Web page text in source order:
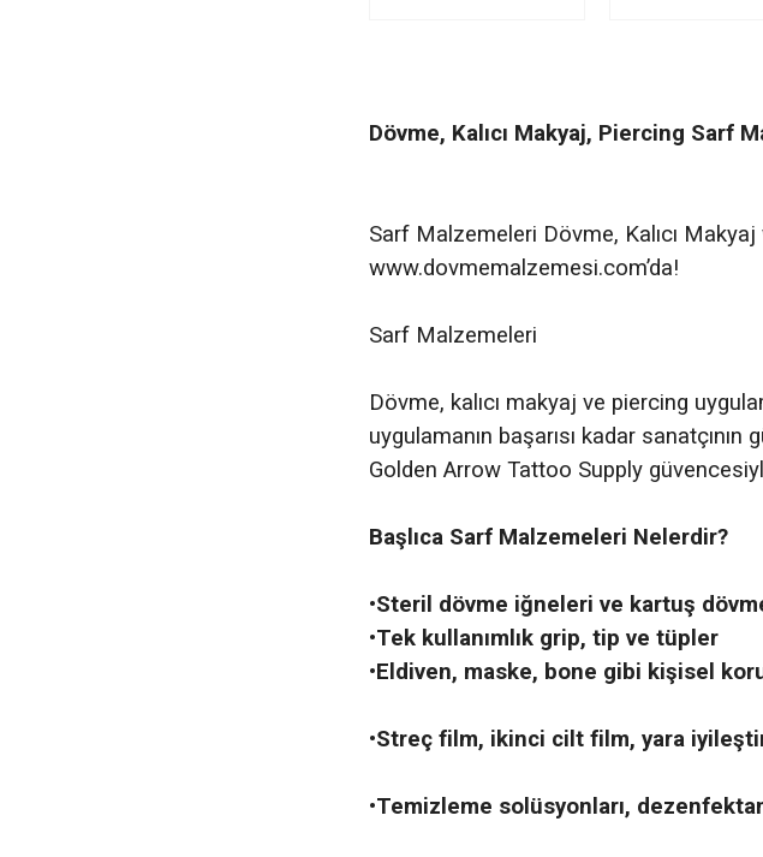
Dövme, Kalıcı Makyaj, Piercing Sarf
Sarf Malzemeleri Dövme, Kalıcı
www.dovmemalzemesi.com’da!
Sarf Malzemeleri
Dövme, kalıcı makyaj ve piercing
uygulamanın başarısı kadar
Golden Arrow Tattoo Supply
Başlıca Sarf Malzemeleri Nelerdir?
•Steril dövme iğneleri ve kartuş
•Tek kullanımlık grip, tip ve tüpler
•Eldiven, maske, bone gibi kişisel
•Streç film, ikinci cilt film, yara
•Temizleme solüsyonları,